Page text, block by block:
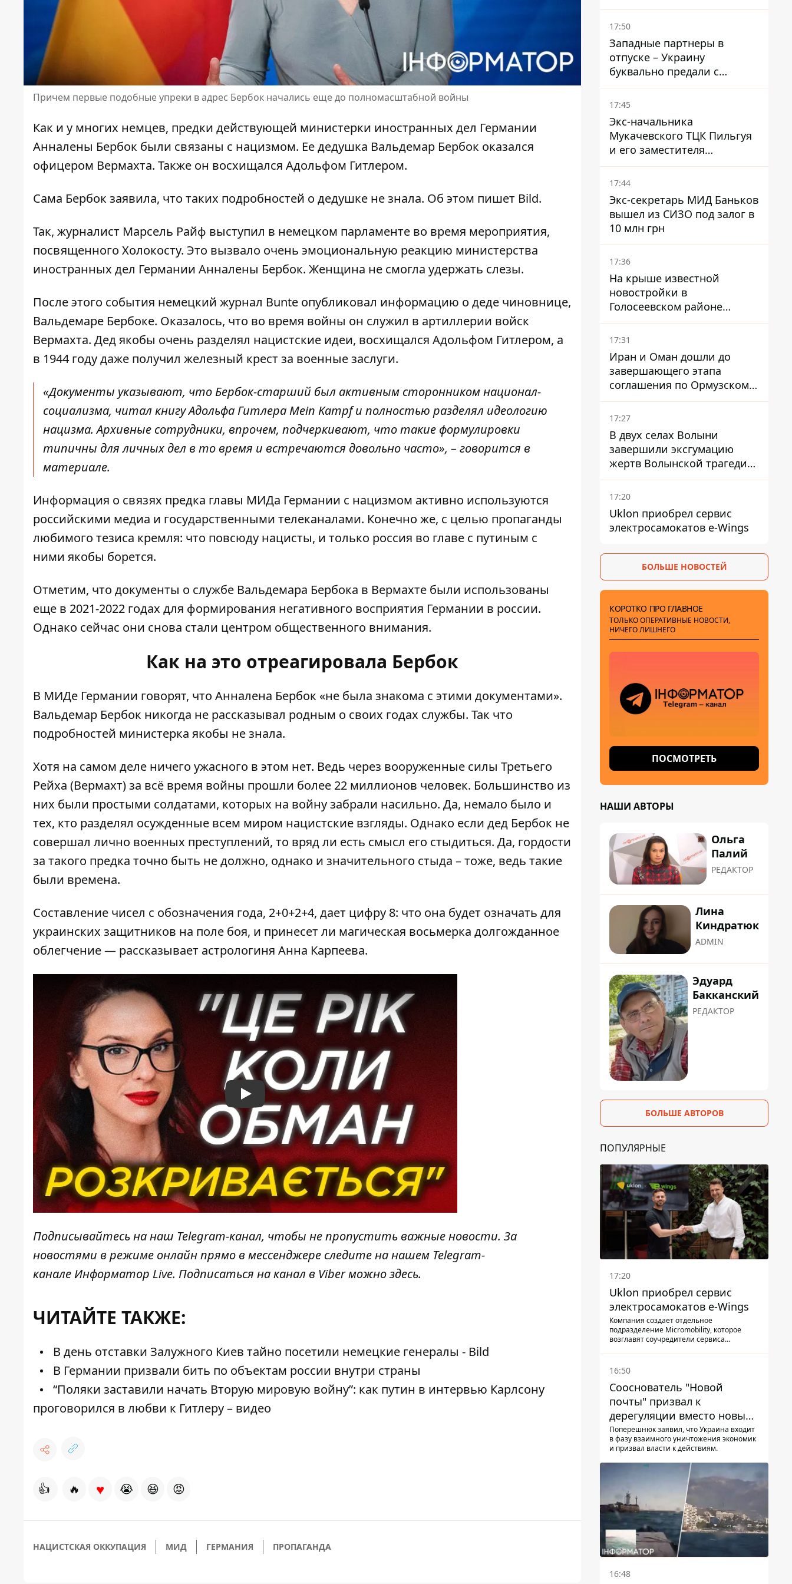
Причем первые подобные упреки в адрес Бербок начались еще до полномасштабной войны
Как и у многих немцев, предки действующей министерки иностранных дел Германии
Анналены Бербок были связаны с нацизмом. Ее дедушка Вальдемар Бербок оказался
офицером Вермахта. Также он восхищался Адольфом Гитлером.
Сама Бербок заявила, что таких подробностей о дедушке не знала. Об этом пишет Bild.
Так, журналист Марсель Райф выступил в немецком парламенте во время мероприятия,
посвященного Холокосту. Это вызвало очень эмоциональную реакцию министерства
иностранных дел Германии Анналены Бербок. Женщина не смогла удержать слезы.
После этого события немецкий журнал Bunte опубликовал информацию о деде чиновнице,
Вальдемаре Бербоке. Оказалось, что во время войны он служил в артиллерии войск
Вермахта. Дед якобы очень разделял нацистские идеи, восхищался Адольфом Гитлером, а
в 1944 году даже получил железный крест за военные заслуги.
«Документы указывают, что Бербок-старший был активным сторонником национал-
социализма, читал книгу Адольфа Гитлера Mein Kampf и полностью разделял идеологию
нацизма. Архивные сотрудники, впрочем, подчеркивают, что такие формулировки
типичны для личных дел в то время и встречаются довольно часто», – говорится в
материале.
Информация о связях предка главы МИДа Германии с нацизмом активно используются
российскими медиа и государственными телеканалами. Конечно же, с целью пропаганды
любимого тезиса кремля: что повсюду нацисты, и только россия во главе с путиным с
ними якобы борется.
Отметим, что документы о службе Вальдемара Бербока в Вермахте были использованы
еще в 2021-2022 годах для формирования негативного восприятия Германии в россии.
Однако сейчас они снова стали центром общественного внимания.
Как на это отреагировала Бербок
В МИДе Германии говорят, что Анналена Бербок «не была знакома с этими документами».
Вальдемар Бербок никогда не рассказывал родным о своих годах службы. Так что
подробностей министерка якобы не знала.
Хотя на самом деле ничего ужасного в этом нет. Ведь через вооруженные силы Третьего
Рейха (Вермахт)за всё время войны прошли более 22 миллионов человек. Большинство из
них были простыми солдатами, которых на войну забрали насильно. Да, немало было и
тех, кто разделял осужденные всем миром нацистские взгляды. Однако если дед Бербок не
совершал лично военных преступлений, то вряд ли есть смысл его стыдиться. Да, гордости
за такого предка точно быть не должно, однако и значительного стыда – тоже, ведь такие
были времена.
Составление чисел с обозначения года, 2+0+2+4, дает цифру 8: что она будет означать для
украинских защитников на поле боя, и принесет ли магическая восьмерка долгожданное
облегчение — рассказывает астрологиня Анна Карпеева.
Play
Подписывайтесь на наш Telegram-канал, чтобы не пропустить важные новости. За
новостями в режиме онлайн прямо в мессенджере следите на нашем Telegram-
канале Информатор Live. Подписаться на канал в Viber можноздесь.
ЧИТАЙТЕ ТАКЖЕ:
В день отставки Залужного Киев тайно посетили немецкие генералы - Bild
В Германии призвали бить по объектам россии внутри страны
“Поляки заставили начать Вторую мировую войну”: как путин в интервью Карлсону
проговорился в любви к Гитлеру – видео
👍 🔥 ♥ 😭 😆 😡
НАЦИСТСКАЯ ОККУПАЦИЯ МИД ГЕРМАНИЯ ПРОПАГАНДА
Зеленским и Трампом
недавно улучшались - The
17:50
Западные партнеры в
отпуске – Украину
буквально предали с
ракетами к Patriot – эксперт
Мусиенко
17:45
Экс-начальника
Мукачевского ТЦК Пильгуя
и его заместителя
отправили в СИЗО без
права залога – журналист
17:44
Экс-секретарь МИД Баньков
вышел из СИЗО под залог в
10 млн грн
17:36
На крыше известной
новостройки в
Голосеевском районе
разбивают парк площадью
в гектар
17:31
Иран и Оман дошли до
завершающего этапа
соглашения по Ормузскому
проливу - заключение
зависит от снятия блокады
17:27
В двух селах Волыни
завершили эксгумацию
жертв Волынской трагедии
– нашли останки 54 поляков
17:20
Uklon приобрел сервис
электросамокатов e-Wings
БОЛЬШЕ НОВОСТЕЙ
КОРОТКО ПРО ГЛАВНОЕ
ТОЛЬКО ОПЕРАТИВНЫЕ НОВОСТИ,
НИЧЕГО ЛИШНЕГО
ПОСМОТРЕТЬ
НАШИ АВТОРЫ
Ольга
Палий
РЕДАКТОР
Лина
Киндратюк
ADMIN
Эдуард
Бакканский
РЕДАКТОР
БОЛЬШЕ АВТОРОВ
ПОПУЛЯРНЫЕ
17:20
Uklon приобрел сервис
электросамокатов e-Wings
Компания создает отдельное
подразделение Micromobility, которое
возглавят соучредители сервиса
16:50
Сооснователь "Новой
почты" призвал к
дерегуляции вместо новых
налогов - Гетманцев против
Поперешнюк заявил, что Украина входит
в фазу взаимного уничтожения экономик
и призвал власти к действиям.
16:48